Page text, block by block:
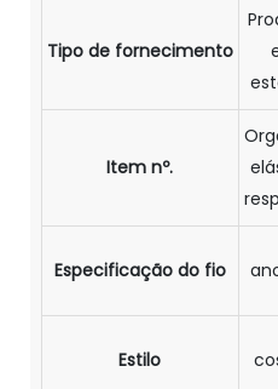
Tipo de fornecimento
Item nº.
Especificação do fio
Estilo